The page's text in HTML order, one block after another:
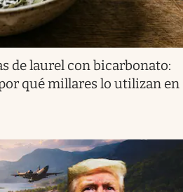
de laurel con bicarbonato:
qué millares lo utilizan en